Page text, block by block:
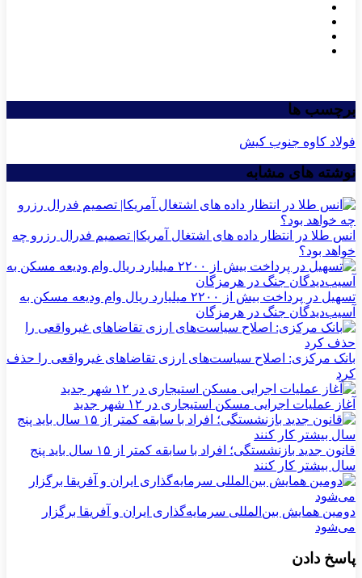
برچسب ها
فولاد کاوه جنوب کیش
نوشته های مشابه
انس طلا در انتظار داده های اشتغال آمریکا| تصمیم فدرال رزرو چه
خواهد بود؟
تسهیل در پرداخت بیش از ۲۲۰۰ میلیارد ریال وام ودیعه مسکن به
آسیب‌دیدگان جنگ در هرمزگان
بانک مرکزی: اصلاح سیاست‌های ارزی تقاضاهای غیرواقعی را حذف
کرد
آغاز عملیات اجرایی مسکن استیجاری در ۱۲ شهر جدید
قانون جدید بازنشستگی؛ افراد با سابقه کمتر از ۱۵ سال باید پنج
سال بیشتر کار کنند
دومین همایش بین‌المللی سرمایه‌گذاری ایران و آفریقا برگزار
می‌شود
پاسخ دادن